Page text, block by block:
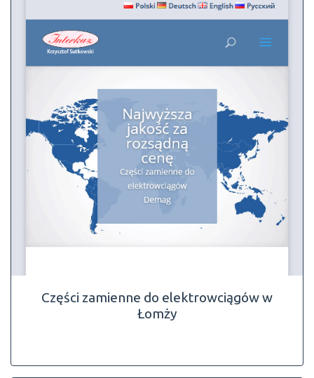
Części zamienne do elektrowciągów w
Łomży